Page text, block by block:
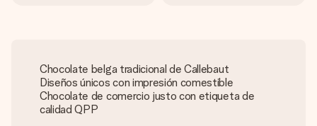
Chocolate belga tradicional de Callebaut
Diseños únicos con impresión comestible
Chocolate de comercio justo con etiqueta de
calidad QPP